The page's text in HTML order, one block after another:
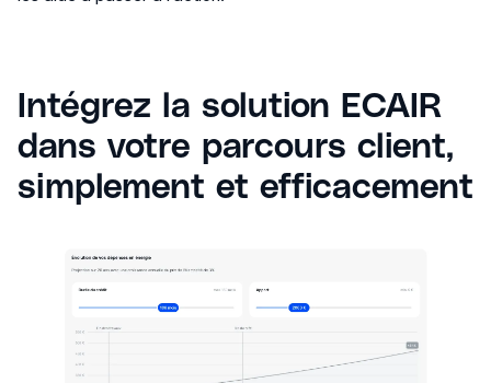
Intégrez la solution ECAIR
dans votre parcours client,
simplement et efficacement